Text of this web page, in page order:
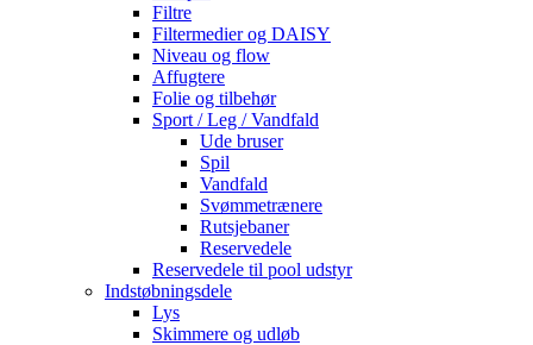
Filtre
Filtermedier og DAISY
Niveau og flow
Affugtere
Folie og tilbehør
Sport / Leg / Vandfald
Ude bruser
Spil
Vandfald
Svømmetrænere
Rutsjebaner
Reservedele
Reservedele til pool udstyr
Indstøbningsdele
Lys
Skimmere og udløb